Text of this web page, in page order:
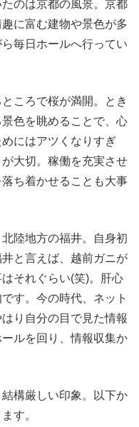
のは京都の風景。京都
に富む建物や景色が多
毎日ホールへ行ってい
ころで桜が満開。とき
色を眺めることで、心
にはアツくなりすぎ
大切。稼働を充実させ
ち着かせることも大事
陸地方の福井。自身初
と言えば、越前ガニが
それぐらい(笑)。肝心
す。今の時代、ネット
り自分の目で見た情報
ルを回り、情報収集か
構厳しい印象。以下か
す。